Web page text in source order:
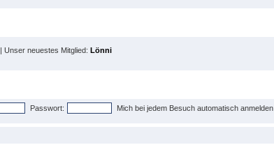
| Unser neuestes Mitglied: Lönni
Passwort: Mich bei jedem Besuch automatisch anmelden